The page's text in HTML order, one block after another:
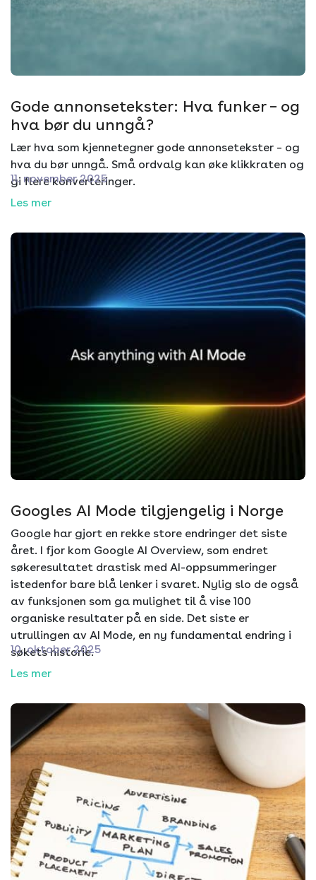
Gode annonsetekster: Hva funker – og
hva bør du unngå?
Lær hva som kjennetegner gode annonsetekster – og
hva du bør unngå. Små ordvalg kan øke klikkraten og
gi flere konverteringer.
11. november 2025
Les mer
Googles AI Mode tilgjengelig i Norge
Google har gjort en rekke store endringer det siste
året. I fjor kom Google AI Overview, som endret
søkeresultatet drastisk med AI-oppsummeringer
istedenfor bare blå lenker i svaret. Nylig slo de også
av funksjonen som ga mulighet til å vise 100
organiske resultater på en side. Det siste er
utrullingen av AI Mode, en ny fundamental endring i
søkets historie.
10. oktober 2025
Les mer